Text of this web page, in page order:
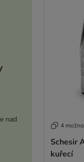
nad
4
Schesir
kuřecí